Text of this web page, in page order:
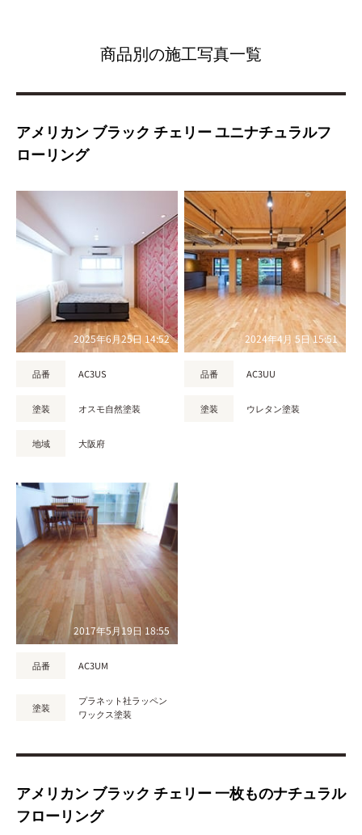
商品別の施工写真一覧
アメリカン ブラック チェリー ユニナチュラルフ
ローリング
2025年6月25日 14:52
品番 AC3US
塗装 オスモ自然塗装
地域 大阪府
2024年4月 5日 15:51
品番 AC3UU
塗装 ウレタン塗装
2017年5月19日 18:55
品番 AC3UM
塗装
プラネット社ラッペン
ワックス塗装
アメリカン ブラック チェリー 一枚ものナチュラル
フローリング